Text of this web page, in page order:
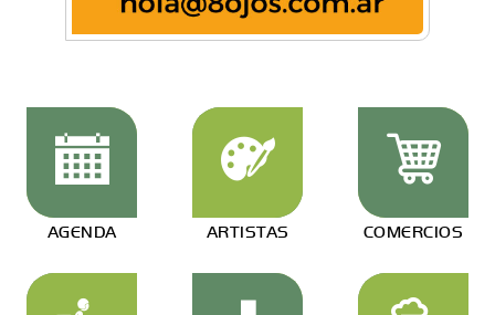
AGENDA ARTISTAS COMERCIOS